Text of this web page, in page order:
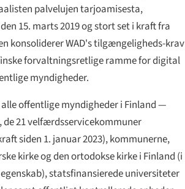
palvelujen tarjoamisesta,
15. marts 2019 og stort set i kraft fra
konsoliderer WAD's tilgængeligheds-krav
forvaltningsretlige ramme for digital
myndigheder.
offentlige myndigheder i Finland —
21 velfærdsservicekommuner
siden 1. januar 2023), kommunerne,
kirke og den ortodokse kirke i Finland (i
statsfinansierede universiteter